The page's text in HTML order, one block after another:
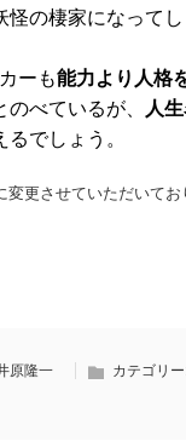
の棲家になってし
ーも能力より人格
のべているが、
人
るでしょう。
更させていただいてお
原隆一 カテゴリ